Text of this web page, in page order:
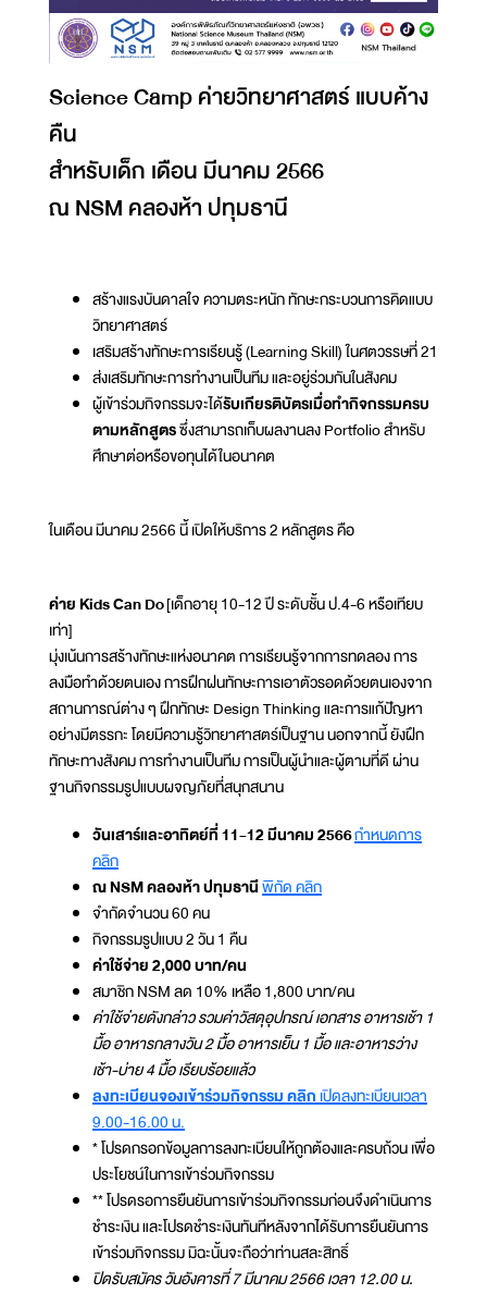
Science Camp ค่ายวิทยาศาสตร์ แบบค้าง
คืน
สำหรับเด็ก เดือน มีนาคม 2566
ณ NSM คลองห้า ปทุมธานี
สร้างแรงบันดาลใจ ความตระหนัก ทักษะกระบวนการคิดแบบ
วิทยาศาสตร์
เสริมสร้างทักษะการเรียนรู้ (Learning Skill) ในศตวรรษที่ 21
ส่งเสริมทักษะการทำงานเป็นทีม และอยู่ร่วมกันในสังคม
ผู้เข้าร่วมกิจกรรมจะได้รับเกียรติบัตรเมื่อทำกิจกรรมครบ
ตามหลักสูตรซึ่งสามารถเก็บผลงานลง Portfolio สำหรับ
ศึกษาต่อหรือขอทุนได้ในอนาคต
ในเดือน มีนาคม 2566 นี้ เปิดให้บริการ 2 หลักสูตร คือ
ค่าย Kids Can Do[เด็กอายุ 10-12 ปี ระดับชั้น ป.4-6 หรือเทียบ
เท่า]
มุ่งเน้นการสร้างทักษะแห่งอนาคต การเรียนรู้จากการทดลอง การ
ลงมือทำด้วยตนเอง การฝึกฝนทักษะการเอาตัวรอดด้วยตนเองจาก
สถานการณ์ต่าง ๆ ฝึกทักษะ Design Thinking และการแก้ปัญหา
อย่างมีตรรกะ โดยมีความรู้วิทยาศาสตร์เป็นฐาน นอกจากนี้ ยังฝึก
ทักษะทางสังคม การทำงานเป็นทีม การเป็นผู้นำและผู้ตามที่ดี ผ่าน
ฐานกิจกรรมรูปแบบผจญภัยที่สนุกสนาน
วันเสาร์และอาทิตย์ที่ 11-12 มีนาคม 2566กำหนดการ
คลิก
ณ NSM คลองห้า ปทุมธานีพิกัด คลิก
จำกัดจำนวน 60 คน
กิจกรรมรูปแบบ 2 วัน 1 คืน
ค่าใช้จ่าย 2,000 บาท/คน
สมาชิก NSM ลด 10% เหลือ 1,800 บาท/คน
ค่าใช้จ่ายดังกล่าว รวมค่าวัสดุอุปกรณ์ เอกสาร อาหารเช้า 1
มื้อ อาหารกลางวัน 2 มื้อ อาหารเย็น 1 มื้อ และอาหารว่าง
เช้า-บ่าย 4 มื้อ เรียบร้อยแล้ว
ลงทะเบียนจองเข้าร่วมกิจกรรม คลิกเปิดลงทะเบียนเวลา
9.00-16.00 น.
* โปรดกรอกข้อมูลการลงทะเบียนให้ถูกต้องและครบถ้วน เพื่อ
ประโยชน์ในการเข้าร่วมกิจกรรม
** โปรดรอการยืนยันการเข้าร่วมกิจกรรมก่อนจึงดำเนินการ
ชำระเงิน และโปรดชำระเงินทันทีหลังจากได้รับการยืนยันการ
เข้าร่วมกิจกรรม มิฉะนั้นจะถือว่าท่านสละสิทธิ์
ปิดรับสมัคร วันอังคารที่ 7 มีนาคม 2566 เวลา 12.00 น.